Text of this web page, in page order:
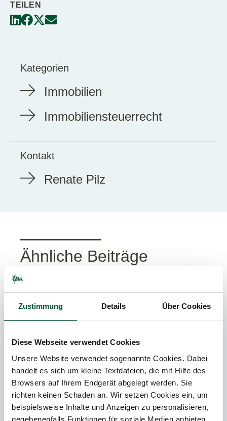
Zustimmung Details Über Cookies
Diese Webseite verwendet Cookies
Unsere Website verwendet sogenannte Cookies. Dabei
handelt es sich um kleine Textdateien, die mit Hilfe des
Browsers auf Ihrem Endgerät abgelegt werden. Sie
richten keinen Schaden an. Wir setzen Cookies ein, um
beispielsweise Inhalte und Anzeigen zu personalisieren,
gegebenenfalls Funktionen für soziale Medien anbieten
TEILEN
Kategorien
Immobilien
Immobiliensteuerrecht
Kontakt
Renate Pilz
Ähnliche Beiträge
IMMOBILIEN-